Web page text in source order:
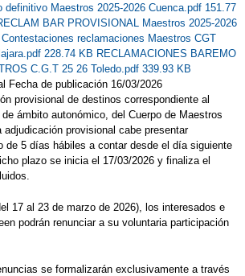
definitivo Maestros 2025-2026 Cuenca.pdf 151.77
BAR PROVISIONAL Maestros 2025-2026
Contestaciones reclamaciones Maestros CGT
228.74 KB RECLAMACIONES BAREMO
C.G.T 25 26 Toledo.pdf 339.93 KB
Fecha de publicación 16/03/2026
provisional de destinos correspondiente al
ámbito autonómico, del Cuerpo de Maestros
adjudicación provisional cabe presentar
de 5 días hábiles a contar desde el día siguiente
plazo se inicia el 17/03/2026 y finaliza el
17 al 23 de marzo de 2026), los interesados e
podrán renunciar a su voluntaria participación
se formalizarán exclusivamente a través